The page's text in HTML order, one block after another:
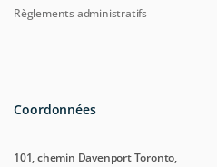
Règlements administratifs
Coordonnées
101, chemin Davenport Toronto,